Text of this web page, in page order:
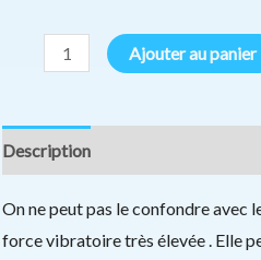
Ajouter au panier
Description
On ne peut pas le confondre avec
force vibratoire très élevée . Elle